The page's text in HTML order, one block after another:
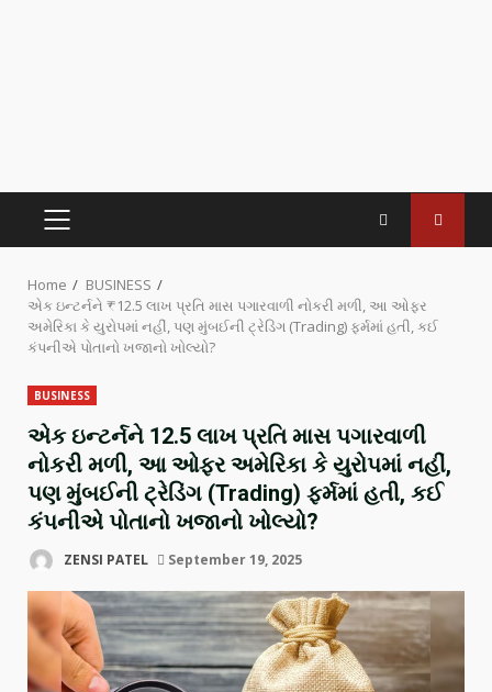
Home
BUSINESS
એક ઇન્ટર્નને ₹12.5 લાખ પ્રતિ માસ પગારવાળી નોકરી મળી, આ ઓફર
અમેરિકા કે યુરોપમાં નહીં, પણ મુંબઈની ટ્રેડિંગ (Trading) ફર્મમાં હતી, કઈ
કંપનીએ પોતાનો ખજાનો ખોલ્યો?
BUSINESS
એક ઇન્ટર્નને ₹12.5 લાખ પ્રતિ માસ પગારવાળી
નોકરી મળી, આ ઓફર અમેરિકા કે યુરોપમાં નહીં,
પણ મુંબઈની ટ્રેડિંગ (Trading) ફર્મમાં હતી, કઈ
કંપનીએ પોતાનો ખજાનો ખોલ્યો?
ZENSI PATEL September 19, 2025